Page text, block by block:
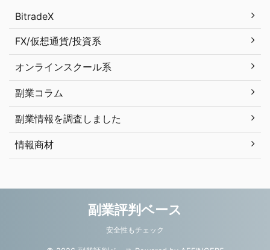
BitradeX
FX/仮想通貨/投資系
オンラインスクール系
副業コラム
副業情報を調査しました
情報商材
副業評判ベース
安全性もチェック